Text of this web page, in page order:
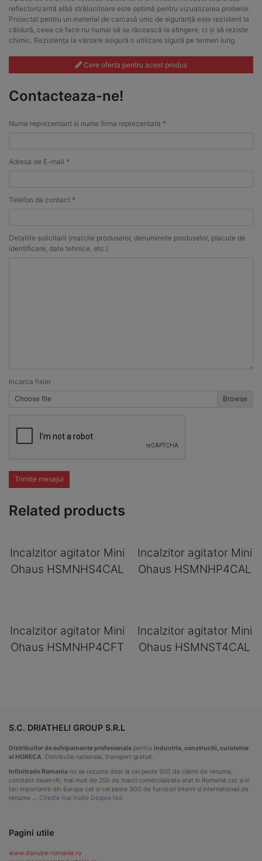
reflectorizantă albă strălucitoare este optimă pentru vizualizarea probelor.
Proiectat pentru un material de carcasă unic de siguranță este rezistent la
căldură, ceea ce face nu numai să se răcească la atingere, ci și să reziste
chimic. Rezistența la vărsare asigură o utilizare sigură pe termen lung.
Cere oferta pentru acest produs
Contacteaza-ne!
Nume reprezentant si nume firma reprezentata *
Adresa de E-mail *
Telefon de contact *
Detaliile solicitarii (marcile produselor, denumireile produselor, placute de
identificare, date tehnice, etc.)
Incarca fisier
Choose file
Trimite mesajul
Related products
Incalzitor agitator Mini
Ohaus HSMNHS4CAL
Incalzitor agitator Mini
Ohaus HSMNHP4CAL
Incalzitor agitator Mini
Ohaus HSMNHP4CFT
Incalzitor agitator Mini
Ohaus HSMNST4CAL
S.C. DRIATHELI GROUP S.R.L
Distribuitor de echipamente profesionale pentru industrie, constructii, curatenie
si HORECA . Distributie nationala, transport gratuit.
Infinitrade Romania nu se rezuma doar la cei peste 500 de clienti de renume,
constant deserviti, mai mult de 250 de marci comercializate atat in Romania cat si in
tari importante din Europa cat si cei peste 300 de furnizori interni si internationali de
renume … Citeste mai multe Despre Noi
Pagini utile
www.danube-romania.ro